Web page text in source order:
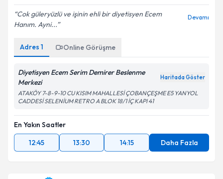
Kişisel verilerimin işlenmesine ilişkin
kapsamda işlenmesini kabul ediyorum.
Takvim Talebini Gönder
Cok güleryüzlü ve işinin ehli bir diyetisyen Ecem
Hanım. Ayni...
Devamı
Adres 1 Online Görüşme
Diyetisyen Ecem Serim Demirer Beslenme
Merkezi
Haritada Göster
ATAKÖY 7-8-9-10 CU KISIM MAHALLESİ ÇOBANÇEŞME E5 YANYOL
CADDESİ SELENİUM RETRO A BLOK 18/1 İÇ KAPI 41
En Yakın Saatler
12:45
13:30 14:15 Daha Fazla